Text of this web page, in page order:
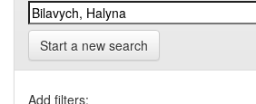
Start a new search
Add filters: